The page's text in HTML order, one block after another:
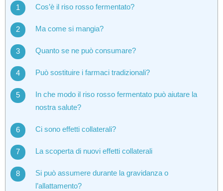
Cos’è il riso rosso fermentato?
Ma come si mangia?
Quanto se ne può consumare?
Può sostituire i farmaci tradizionali?
In che modo il riso rosso fermentato può aiutare la
nostra salute?
Ci sono effetti collaterali?
La scoperta di nuovi effetti collaterali
Si può assumere durante la gravidanza o
l’allattamento?